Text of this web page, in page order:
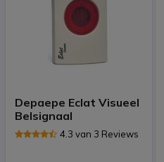
Depaepe Eclat Visueel
Belsignaal
4.3 van 3 Reviews